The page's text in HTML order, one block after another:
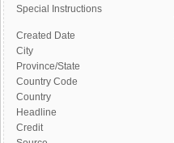
Special Instructions
Created Date
City
Province/State
Country Code
Country
Headline
Credit